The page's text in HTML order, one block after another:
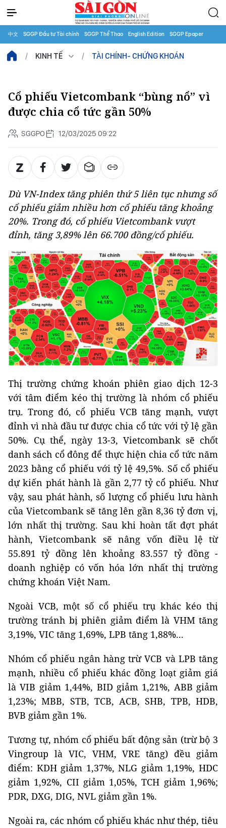
中文 SGGP Đầu tư Tài chính SGGP Thể Thao English Edition SGGP Epaper
KINH TẾ TÀI CHÍNH- CHỨNG KHOÁN
Cổ phiếu Vietcombank “bùng nổ” vì
được chia cổ tức gần 50%
SGGPO 12/03/2025 09:22
Dù VN-Index tăng phiên thứ 5 liên tục nhưng số
cổ phiếu giảm nhiều hơn cổ phiếu tăng khoảng
20%. Trong đó, cổ phiếu Vietcombank vượt
đỉnh, tăng 3,89% lên 66.700 đồng/cổ phiếu.
Thị trường chứng khoán phiên giao dịch 12-3
với tâm điểm kéo thị trường là nhóm cổ phiếu
trụ. Trong đó, cổ phiếu VCB tăng mạnh, vượt
đỉnh vì nhà đầu tư được chia cổ tức với tỷ lệ gần
50%. Cụ thể, ngày 13-3, Vietcombank sẽ chốt
danh sách cổ đông để thực hiện chia cổ tức năm
2023 bằng cổ phiếu với tỷ lệ 49,5%. Số cổ phiếu
dự kiến phát hành là gần 2,77 tỷ cổ phiếu. Như
vậy, sau phát hành, số lượng cổ phiếu lưu hành
của Vietcombank sẽ tăng lên gần 8,36 tỷ đơn vị,
lớn nhất thị trường. Sau khi hoàn tất đợt phát
hành, Vietcombank sẽ nâng vốn điều lệ từ
55.891 tỷ đồng lên khoảng 83.557 tỷ đồng -
doanh nghiệp có vốn hóa lớn nhất thị trường
chứng khoán Việt Nam.
Ngoài VCB, một số cổ phiếu trụ khác kéo thị
trường tránh bị phiên giảm điểm là VHM tăng
3,19%, VIC tăng 1,69%, LPB tăng 1,88%...
Nhóm cổ phiếu ngân hàng trừ VCB và LPB tăng
mạnh, nhiều cổ phiếu khác đồng loạt giảm giá
là VIB giảm 1,44%, BID giảm 1,21%, ABB giảm
1,23%; MBB, STB, TCB, ACB, SHB, TPB, HDB,
BVB giảm gần 1%.
Tương tự, nhóm cổ phiếu bất động sản (trừ bộ 3
Vingroup là VIC, VHM, VRE tăng) đều giảm
điểm: KDH giảm 1,37%, NLG giảm 1,19%, HDC
giảm 1,92%, CII giảm 1,05%, TCH giảm 1,96%;
PDR, DXG, DIG, NVL giảm gần 1%.
Ngoài ra, các nhóm cổ phiếu khác như thép, tiêu